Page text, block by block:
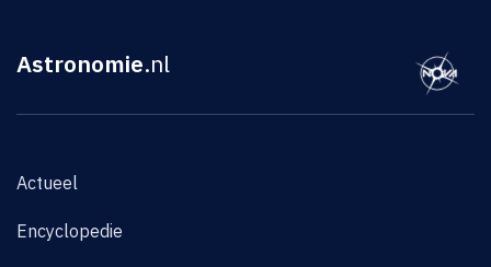
Astronomie.nl
Actueel
Encyclopedie